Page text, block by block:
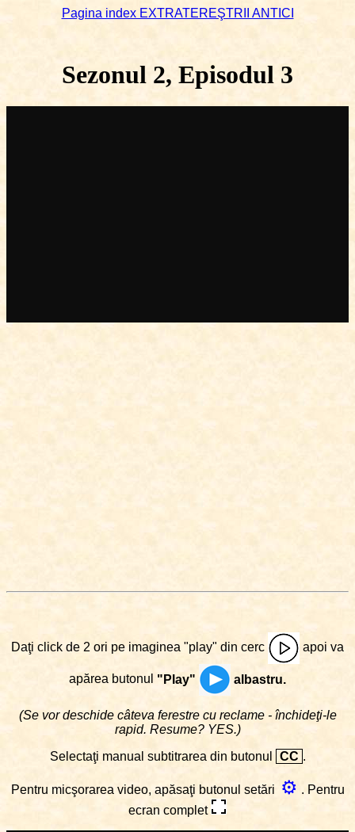
Pagina index EXTRATEREŞTRII ANTICI
Sezonul 2, Episodul 3
Daţi click de 2 ori pe imaginea "play" din cerc apoi va
apărea butonul "Play" albastru.
(Se vor deschide câteva ferestre cu reclame - închideţi-le
rapid. Resume? YES.)
Selectaţi manual subtitrarea din butonul
CC .
Pentru micşorarea video, apăsaţi butonul setări ⚙ . Pentru
ecran complet